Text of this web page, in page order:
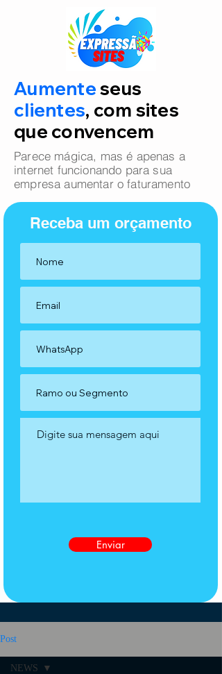
Aumenteseus
clientes, com sites
que convencem
Parece mágica, mas é apenas a
internet funcionando para sua
empresa aumentar o faturamento
Receba um orçamento
Enviar
Post
NEWS